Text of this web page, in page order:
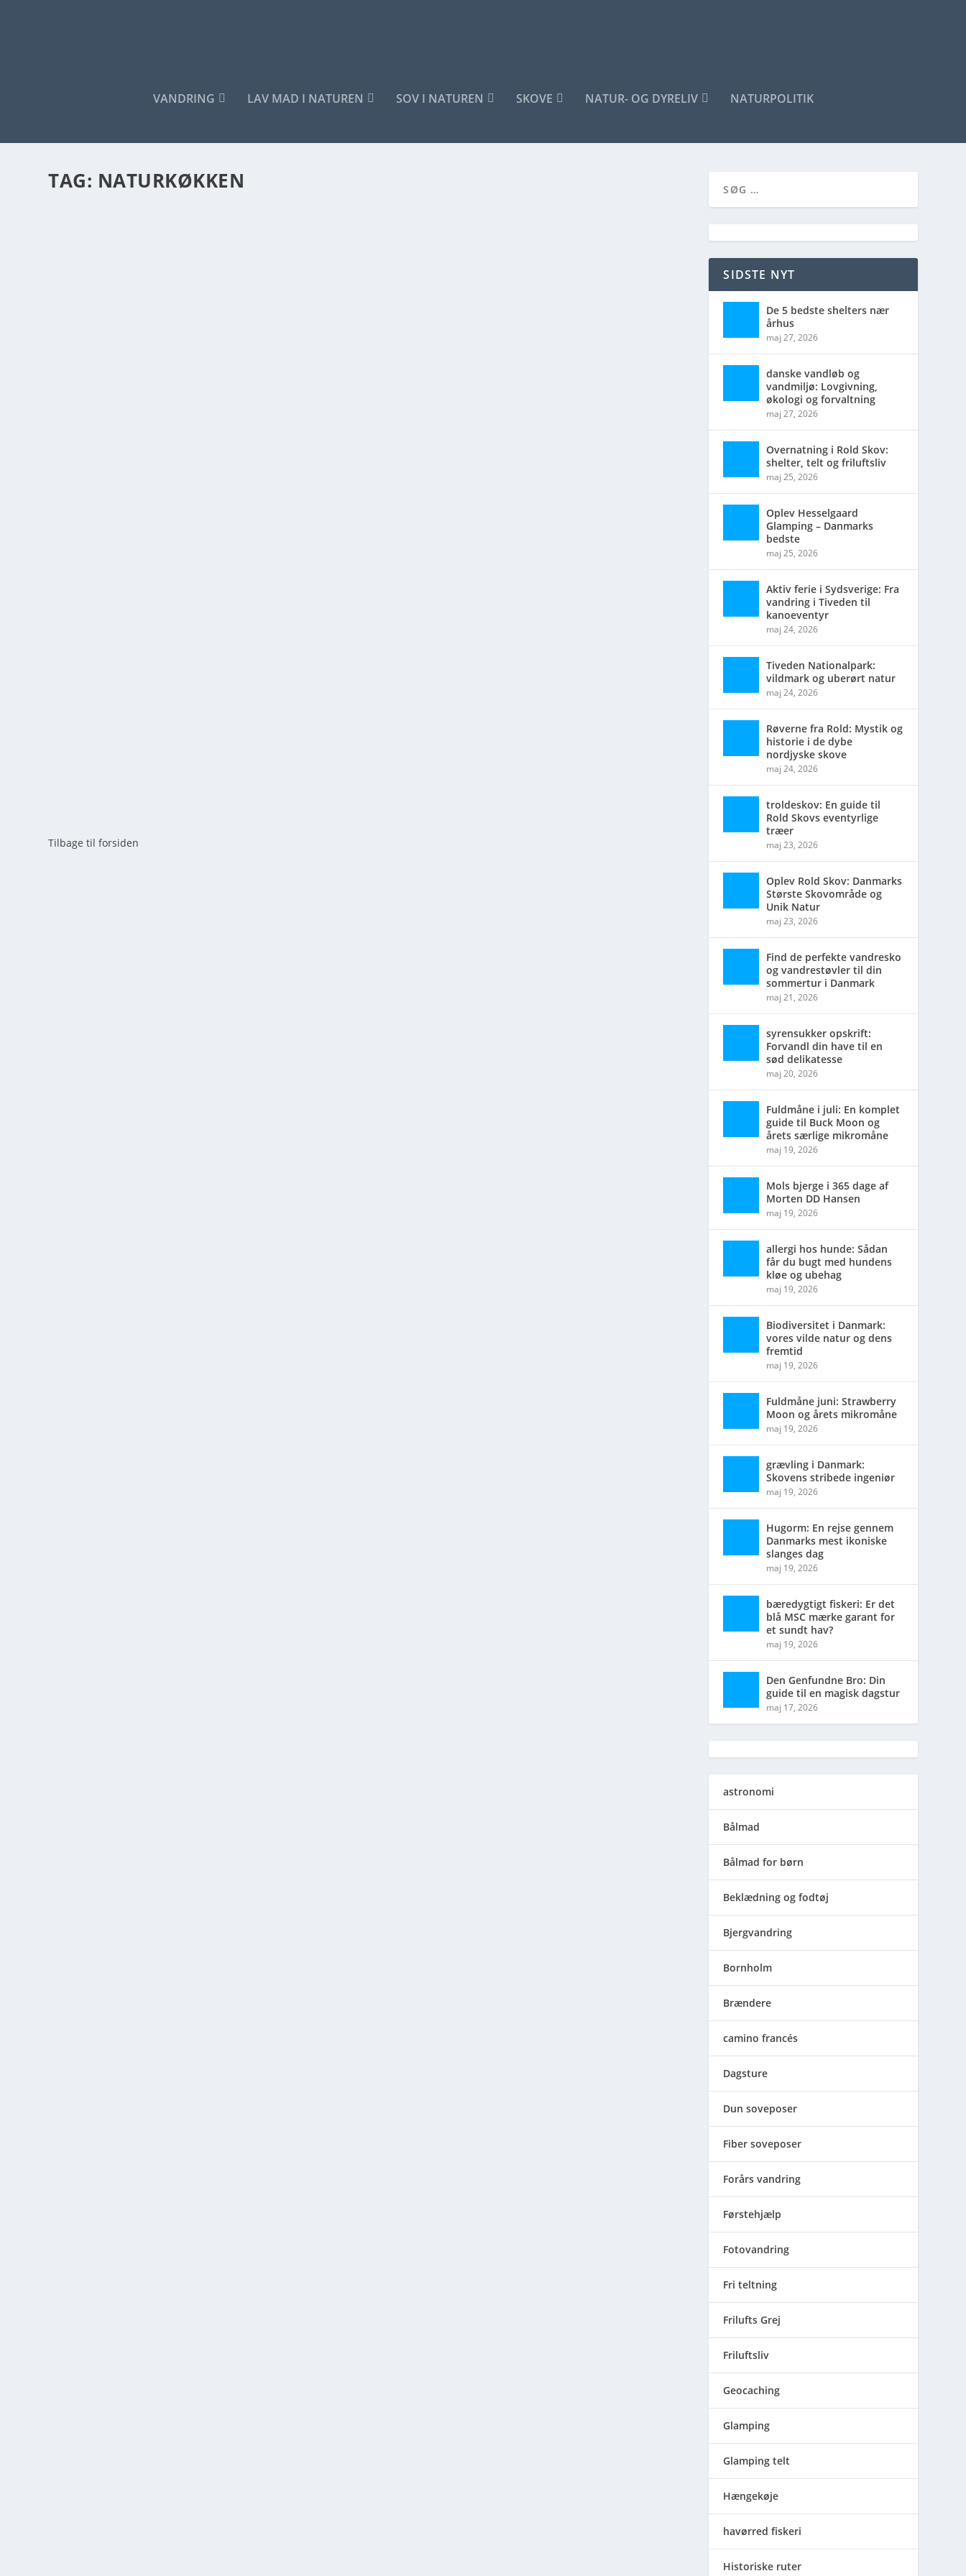
VANDRING LAV MAD I NATUREN SOV I NATUREN SKOVE NATUR- OG DYRELIV NATURPOLITIK
TAG: NATURKØKKEN
Tilbage til forsiden
SIDSTE NYT
De 5 bedste shelters nær
århus
maj 27, 2026
danske vandløb og
vandmiljø: Lovgivning,
økologi og forvaltning
maj 27, 2026
Overnatning i Rold Skov:
shelter, telt og friluftsliv
maj 25, 2026
Oplev Hesselgaard
Glamping – Danmarks
bedste
maj 25, 2026
Aktiv ferie i Sydsverige: Fra
vandring i Tiveden til
kanoeventyr
maj 24, 2026
Tiveden Nationalpark:
vildmark og uberørt natur
maj 24, 2026
Røverne fra Rold: Mystik og
historie i de dybe
nordjyske skove
maj 24, 2026
troldeskov: En guide til
Rold Skovs eventyrlige
træer
maj 23, 2026
Oplev Rold Skov: Danmarks
Største Skovområde og
Unik Natur
maj 23, 2026
Find de perfekte vandresko
og vandrestøvler til din
sommertur i Danmark
maj 21, 2026
syrensukker opskrift:
Forvandl din have til en
sød delikatesse
maj 20, 2026
Fuldmåne i juli: En komplet
guide til Buck Moon og
årets særlige mikromåne
maj 19, 2026
Mols bjerge i 365 dage af
Morten DD Hansen
maj 19, 2026
allergi hos hunde: Sådan
får du bugt med hundens
kløe og ubehag
maj 19, 2026
Biodiversitet i Danmark:
vores vilde natur og dens
fremtid
maj 19, 2026
Fuldmåne juni: Strawberry
Moon og årets mikromåne
maj 19, 2026
grævling i Danmark:
Skovens stribede ingeniør
maj 19, 2026
Hugorm: En rejse gennem
Danmarks mest ikoniske
slanges dag
maj 19, 2026
bæredygtigt fiskeri: Er det
blå MSC mærke garant for
et sundt hav?
maj 19, 2026
Den Genfundne Bro: Din
guide til en magisk dagstur
maj 17, 2026
astronomi
Bålmad
Bålmad for børn
Beklædning og fodtøj
Bjergvandring
Bornholm
Brændere
camino francés
Dagsture
Dun soveposer
Fiber soveposer
Forårs vandring
Førstehjælp
Fotovandring
Fri teltning
Frilufts Grej
Friluftsliv
Geocaching
Glamping
Glamping telt
Hængekøje
havørred fiskeri
Historiske ruter